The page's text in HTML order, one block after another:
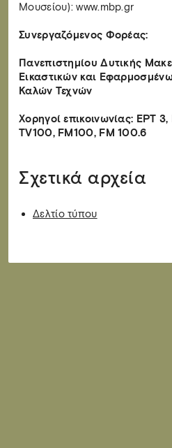
Μουσείου): www.mbp.gr
Συνεργαζόμενος Φορέας:
Πανεπιστημίου Δυτικής
Εικαστικών και
Καλών Τεχνών
Χορηγοί επικοινωνίας: ΕΡΤ
TV100, FM100, FM 100.6
Σχετικά αρχεία
Δελτίο τύπου